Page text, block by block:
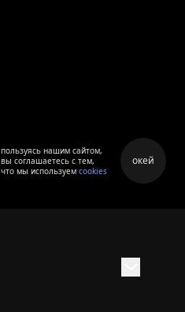
пользуясь нашим сайтом,
вы соглашаетесь с тем,
что мы используем cookies
окей